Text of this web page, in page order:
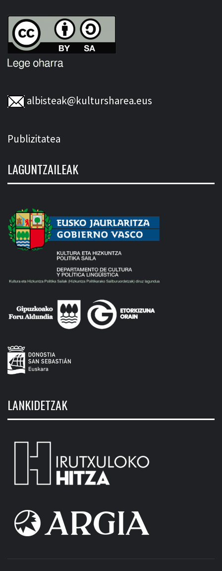
albisteak@kultursharea.eus
Publizitatea
LAGUNTZAILEAK
LANKIDETZAK